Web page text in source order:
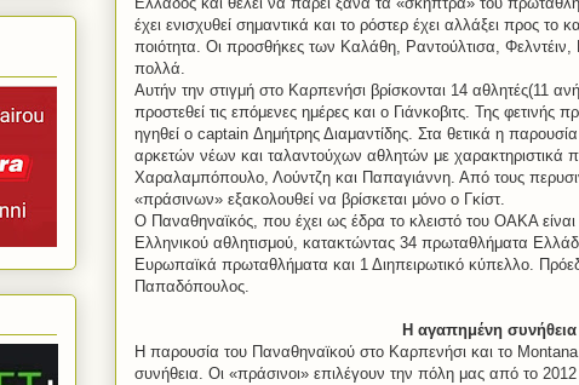
έχει ενισχυθεί σημαντικά και το ρόστερ έχει αλλάξει προς το
ποιότητα. Οι προσθήκες των Καλάθη, Ραντούλτισα, Φελντέιν,
πολλά.
Αυτήν την στιγμή στο Καρπενήσι βρίσκονται 14 αθλητές(11
προστεθεί τις επόμενες ημέρες και ο Γιάνκοβιτς. Της
ηγηθεί ο captain Δημήτρης Διαμαντίδης. Στα θετικά η
αρκετών νέων και ταλαντούχων αθλητών με χαρακτηριστικά
Χαραλαμπόπουλο, Λούντζη και Παπαγιάννη. Από τους
«πράσινων» εξακολουθεί να βρίσκεται μόνο ο Γκίστ.
Ο Παναθηναϊκός, που έχει ως έδρα το κλειστό του ΟΑΚΑ
Ελληνικού αθλητισμού, κατακτώντας 34 πρωταθλήματα
Ευρωπαϊκά πρωταθλήματα και 1 Διηπειρωτικό κύπελλο.
Παπαδόπουλος.
Η αγαπημένη συνήθεια
Η παρουσία του Παναθηναϊκού στο Καρπενήσι και το Montana
συνήθεια. Οι «πράσινοι» επιλέγουν την πόλη μας από το